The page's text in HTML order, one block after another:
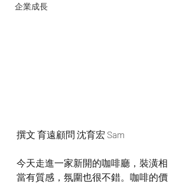
企業成長
撰文 育遠顧問 沈育宏 Sam
今天走進一家新開的咖啡廳，裝潢相
當有質感，氛圍也很不錯。咖啡的價